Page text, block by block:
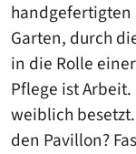
handgefertigten
Garten, durch
in die Rolle
Pflege ist
weiblich
den Pavillon?